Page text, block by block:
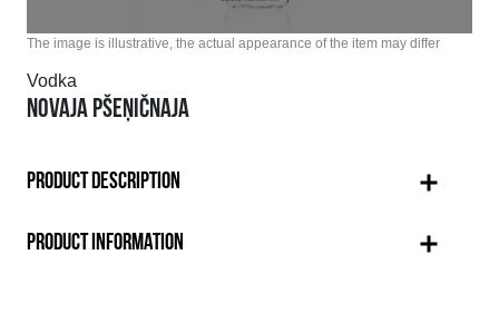
The image is illustrative, the actual appearance of the item may differ
Vodka
NOVAJA PŠEŅIČNAJA
PRODUCT DESCRIPTION
PRODUCT INFORMATION